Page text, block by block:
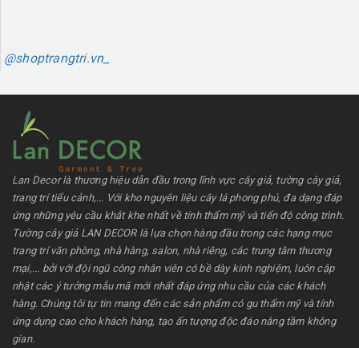
@shoptrangtri.vn_
Lan Decor là thương hiệu dẫn đầu trong lĩnh vực cây giả, tường cây giả,
trang trí tiểu cảnh,... Với kho nguyên liệu cây lá phong phú, đa dạng đáp
ứng những yêu cầu khắt khe nhất về tính thẩm mỹ và tiến độ công trình.
Tường cây giả LAN DECOR là lựa chọn hàng đầu trong các hạng mục
trang trí văn phòng, nhà hàng, salon, nhà riêng, các trung tâm thương
mại,... bởi với đội ngũ công nhân viên có bề dày kinh nghiệm, luôn cập
nhật các ý tưởng mẫu mã mới nhất đáp ứng nhu cầu của các khách
hàng. Chúng tôi tự tin mang đến các sản phẩm có gu thẩm mỹ và tính
ứng dụng cao cho khách hàng, tạo ấn tượng độc đáo nâng tầm không
gian.